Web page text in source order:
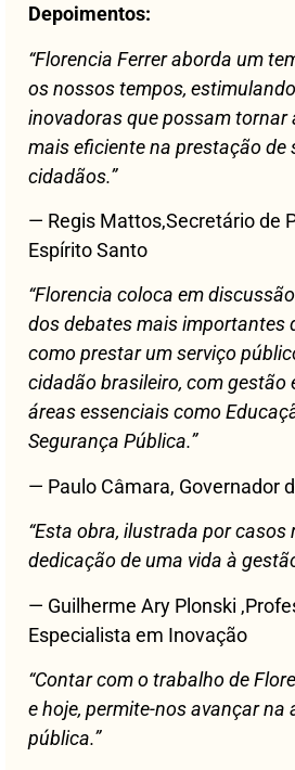
Depoimentos:
“Florencia Ferrer aborda um
os nossos tempos,
inovadoras que possam tornar
mais eficiente na prestação de
cidadãos.”
— Regis Mattos,Secretário de
Espírito Santo
“Florencia coloca em
dos debates mais importantes
como prestar um serviço
cidadão brasileiro, com gestão
áreas essenciais como
Segurança Pública.”
— Paulo Câmara, Governador
“Esta obra, ilustrada por casos
dedicação de uma vida à
— Guilherme Ary Plonski
Especialista em Inovação
“Contar com o trabalho de
e hoje, permite-nos avançar
pública.”